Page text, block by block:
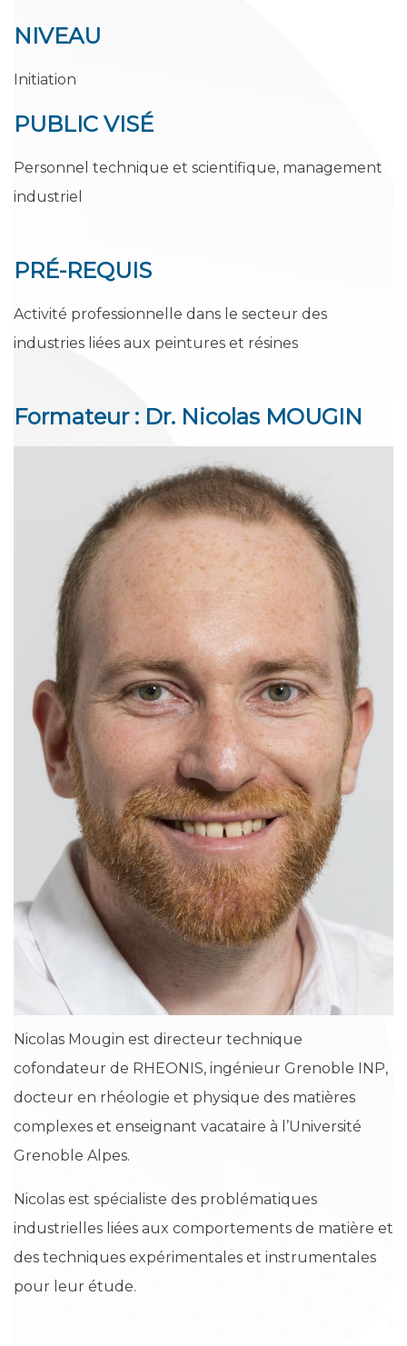
NIVEAU
Initiation
PUBLIC VISÉ
Personnel technique et scientifique, management
industriel
PRÉ-REQUIS
Activité professionnelle dans le secteur des
industries liées aux peintures et résines
Formateur : Dr. Nicolas MOUGIN
Nicolas Mougin est directeur technique
cofondateur de RHEONIS, ingénieur Grenoble INP,
docteur en rhéologie et physique des matières
complexes et enseignant vacataire à l’Université
Grenoble Alpes.
Nicolas est spécialiste des problématiques
industrielles liées aux comportements de matière et
des techniques expérimentales et instrumentales
pour leur étude.